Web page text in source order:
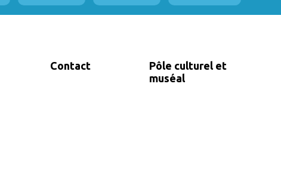
Contact
Pôle culturel et
muséal